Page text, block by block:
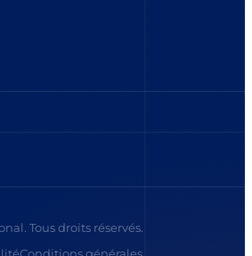
Tous droits réservés.